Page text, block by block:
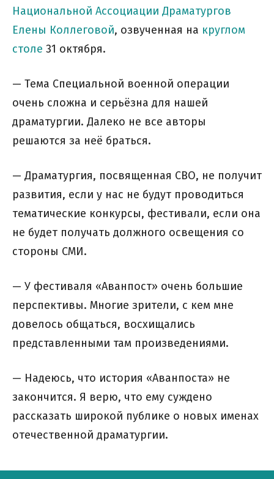
Национальной Ассоциации Драматургов
Елены Коллеговой, озвученная на круглом
столе 31 октября.
— Тема Специальной военной операции
очень сложна и серьёзна для нашей
драматургии. Далеко не все авторы
решаются за неё браться.
— Драматургия, посвященная СВО, не получит
развития, если у нас не будут проводиться
тематические конкурсы, фестивали, если она
не будет получать должного освещения со
стороны СМИ.
— У фестиваля «Аванпост» очень большие
перспективы. Многие зрители, с кем мне
довелось общаться, восхищались
представленными там произведениями.
— Надеюсь, что история «Аванпоста» не
закончится. Я верю, что ему суждено
рассказать широкой публике о новых именах
отечественной драматургии.